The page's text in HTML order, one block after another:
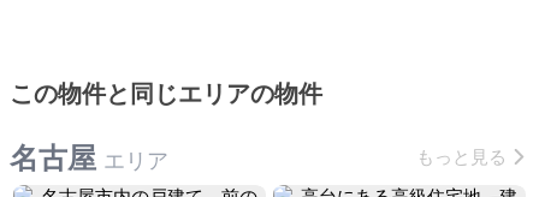
この物件と同じエリアの物件
名古屋 エリア もっと見る